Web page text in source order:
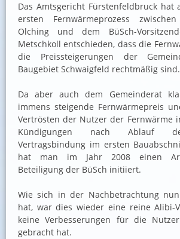
Das Amtsgericht Fürstenfeldbruck hat
ersten Fernwärmeprozess
Olching und dem BüSch-
Metschkoll entschieden, dass die
die Preissteigerungen der
Baugebiet Schwaigfeld rechtmäßig sind.
Da aber auch dem Gemeinderat
immens steigende Fernwärmepreis
Vertrösten der Nutzer der Fernwärme
Kündigungen nach Ablauf
Vertragsbindung im ersten
hat man im Jahr 2008 einen
Beteiligung der BüSch initiiert.
Wie sich in der Nachbetrachtung
hat, war dies wieder eine reine Alibi-
keine Verbesserungen für die
gebracht hat.